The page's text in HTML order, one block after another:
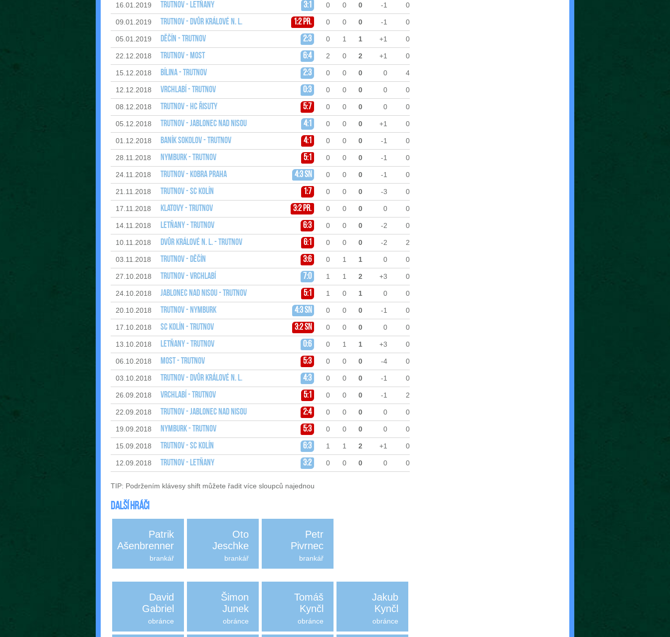
16.01.2019 Trutnov - Letňany 3:1 0 0 0 -1 0
09.01.2019 Trutnov - Dvůr Králové n. L. 1:2 pr. 0 0 0 -1 0
05.01.2019 Děčín - Trutnov 2:3 0 1 1 +1 0
22.12.2018 Trutnov - Most 6:4 2 0 2 +1 0
15.12.2018 Bílina - Trutnov 2:3 0 0 0 0 4
12.12.2018 Vrchlabí - Trutnov 0:3 0 0 0 0 0
08.12.2018 Trutnov - HC Řisuty 5:7 0 0 0 0 0
05.12.2018 Trutnov - Jablonec nad Nisou 4:1 0 0 0 +1 0
01.12.2018 Baník Sokolov - Trutnov 4:1 0 0 0 -1 0
28.11.2018 Nymburk - Trutnov 5:1 0 0 0 -1 0
24.11.2018 Trutnov - Kobra Praha 4:3 sn 0 0 0 -1 0
21.11.2018 Trutnov - SC Kolín 1:7 0 0 0 -3 0
17.11.2018 Klatovy - Trutnov 3:2 pr. 0 0 0 0 0
14.11.2018 Letňany - Trutnov 6:3 0 0 0 -2 0
10.11.2018 Dvůr Králové n. L. - Trutnov 6:1 0 0 0 -2 2
03.11.2018 Trutnov - Děčín 3:6 0 1 1 0 0
27.10.2018 Trutnov - Vrchlabí 7:0 1 1 2 +3 0
24.10.2018 Jablonec nad Nisou - Trutnov 5:1 1 0 1 0 0
20.10.2018 Trutnov - Nymburk 4:3 sn 0 0 0 -1 0
17.10.2018 SC Kolín - Trutnov 3:2 sn 0 0 0 0 0
13.10.2018 Letňany - Trutnov 0:6 0 1 1 +3 0
06.10.2018 Most - Trutnov 5:3 0 0 0 -4 0
03.10.2018 Trutnov - Dvůr Králové n. L. 4:3 0 0 0 -1 0
26.09.2018 Vrchlabí - Trutnov 5:1 0 0 0 -1 2
22.09.2018 Trutnov - Jablonec nad Nisou 2:4 0 0 0 0 0
19.09.2018 Nymburk - Trutnov 5:3 0 0 0 0 0
15.09.2018 Trutnov - SC Kolín 6:3 1 1 2 +1 0
12.09.2018 Trutnov - Letňany 3:2 0 0 0 0 0
TIP: Podržením klávesy shift můžete řadit více sloupců najednou
Další hráči
Patrik
Ašenbrenner
brankář
Oto
Jeschke
brankář
Petr
Pivrnec
brankář
David
Gabriel
obránce
Šimon
Junek
obránce
Tomáš
Kynčl
obránce
Jakub
Kynčl
obránce